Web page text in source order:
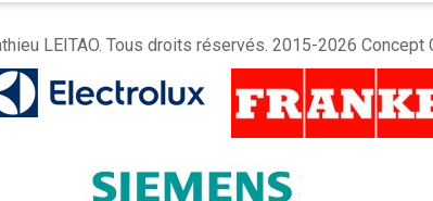
LEITAO. Tous droits réservés. 2015-2026 Concept